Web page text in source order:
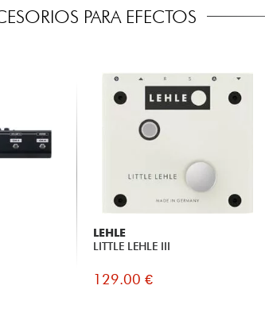
PARA EFECTOS
LEHLE
LITTLE LEHLE III
129.00 €